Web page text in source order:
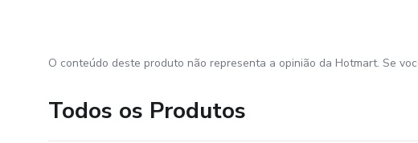
O conteúdo deste produto não representa a opinião da Hotmart. Se
Todos os Produtos